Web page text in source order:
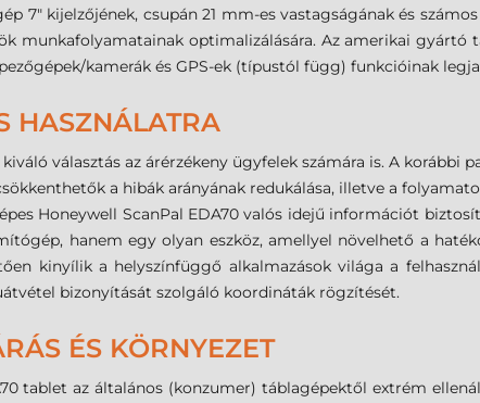
7" kijelzőjének, csupán 21 mm-es vastagságának és
munkafolyamatainak optimalizálására. Az amerikai
kamerák és GPS-ek (típustól függ) funkcióinak
HASZNÁLATRA
választás az árérzékeny ügyfelek számára is. A
a hibák arányának redukálása, illetve a
Honeywell ScanPal EDA70 valós idejű információt
hanem egy olyan eszköz, amellyel növelhető a
kinyílik a helyszínfüggő alkalmazások világa a
bizonyítását szolgáló koordináták rögzítését.
ÉS KÖRNYEZET
tablet az általános (konzumer) táblagépektől extrém